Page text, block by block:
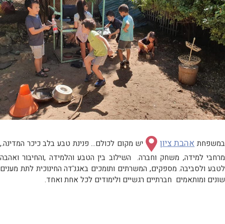
במשפחת אהבת ציון
יש מקום לכולם… פנינת טבע בלב כיכר המדינה.,
מרחבי למידה, משחק וחברה. השילוב בין הטבע והלמידה ,והחיבור ואהבה
לטבע ולסביבה. מספקים, המשרתים ותומכים באגנ'דה החינוכית לתת מענים
שונים ומותאמים חברתיים רגשיים ולימודים לכל אחת ואחד.